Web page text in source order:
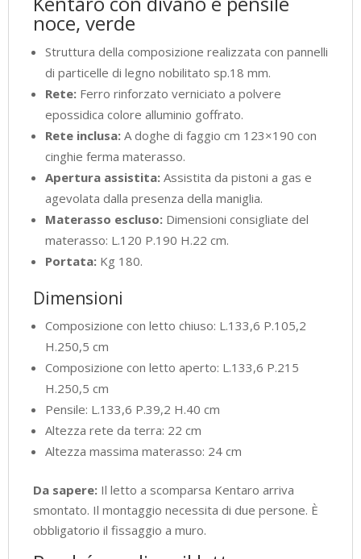
noce, verde
Struttura della composizione realizzata con pannelli
di particelle di legno nobilitato sp.18 mm.
Rete: Ferro rinforzato verniciato a polvere
epossidica colore alluminio goffrato.
Rete inclusa: A doghe di faggio cm 123×190 con
cinghie ferma materasso.
Apertura assistita: Assistita da pistoni a gas e
agevolata dalla presenza della maniglia.
Materasso escluso: Dimensioni consigliate del
materasso: L.120 P.190 H.22 cm.
Portata: Kg 180.
Dimensioni
Composizione con letto chiuso: L.133,6 P.105,2
H.250,5 cm
Composizione con letto aperto: L.133,6 P.215
H.250,5 cm
Pensile: L.133,6 P.39,2 H.40 cm
Altezza rete da terra: 22 cm
Altezza massima materasso: 24 cm
Da sapere: Il letto a scomparsa Kentaro arriva
smontato. Il montaggio necessita di due persone. È
obbligatorio il fissaggio a muro.